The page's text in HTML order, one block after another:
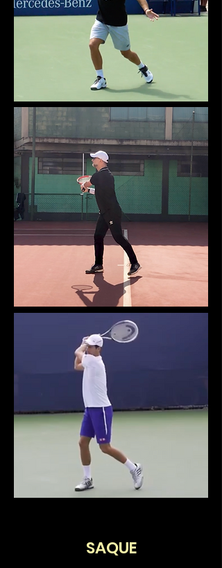
SAQUE